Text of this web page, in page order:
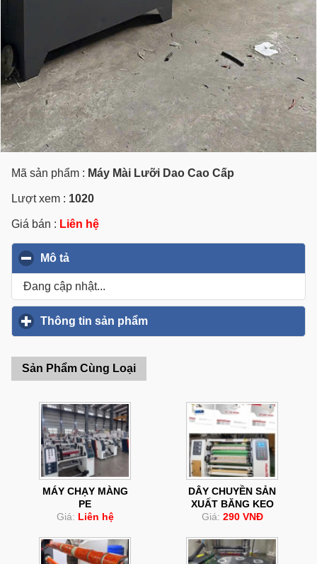
Mã sản phẩm : Máy Mài Lưỡi Dao Cao Cấp
Lượt xem : 1020
Giá bán : Liên hệ
Mô tả
Đang cập nhật...
Thông tin sản phẩm
Sản Phẩm Cùng Loại
MÁY CHẠY MÀNG
PE
Giá: Liên hệ
DÂY CHUYỀN SẢN
XUẤT BĂNG KEO
Giá: 290 VNĐ